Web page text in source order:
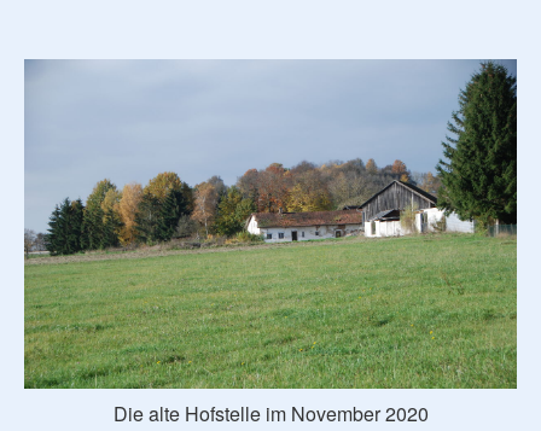
Die alte Hofstelle im November 2020